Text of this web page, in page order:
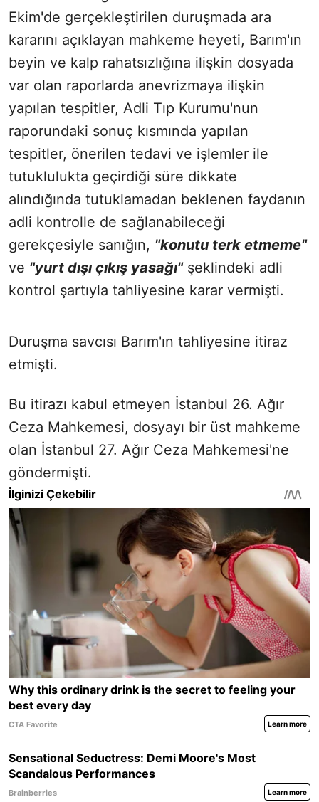
Ekim'de gerçekleştirilen duruşmada ara
kararını açıklayan mahkeme heyeti, Barım'ın
beyin ve kalp rahatsızlığına ilişkin dosyada
var olan raporlarda anevrizmaya ilişkin
yapılan tespitler, Adli Tıp Kurumu'nun
raporundaki sonuç kısmında yapılan
tespitler, önerilen tedavi ve işlemler ile
tutuklulukta geçirdiği süre dikkate
alındığında tutuklamadan beklenen faydanın
adli kontrolle de sağlanabileceği
gerekçesiyle sanığın, "konutu terk etmeme"
ve "yurt dışı çıkış yasağı"şeklindeki adli
kontrol şartıyla tahliyesine karar vermişti.
Duruşma savcısı Barım'ın tahliyesine itiraz
etmişti.
Bu itirazı kabul etmeyen İstanbul 26. Ağır
Ceza Mahkemesi, dosyayı bir üst mahkeme
olan İstanbul 27. Ağır Ceza Mahkemesi'ne
göndermişti.